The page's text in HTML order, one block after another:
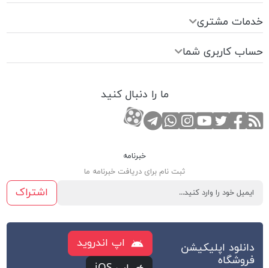
خدمات مشتری
حساب کاربری شما
ما را دنبال کنید
RSSصفحه فیسبوک
صفحه تویتر
کانال یوتوب
صفحه اینستاگرام
تماس با واتس اپ
کانال تلگرام
کانال آپارات
خبرنامه
ثبت نام برای دریافت خبرنامه ما
اشتراک
دانلود اپلیکیشن
فروشگاه
اپ اندروید